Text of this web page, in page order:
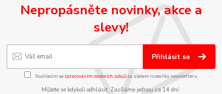
Nepropásněte novinky, akce a
slevy!
Přihlásit se
Souhlasím se zpracováním osobních údajůza účelem rozesílky newsletteru.
Můžete se kdykoli odhlásit. Zasíláme jednou za 14 dní.